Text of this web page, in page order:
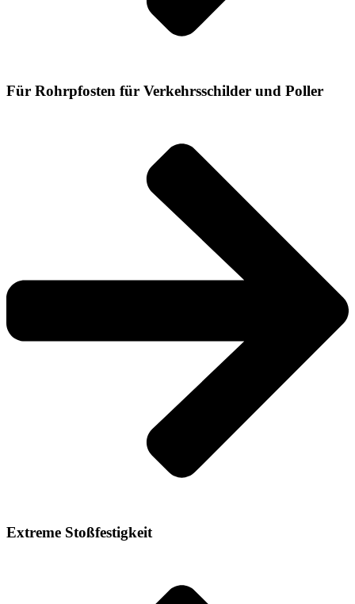
Für Rohrpfosten für Verkehrsschilder und Poller
Extreme Stoßfestigkeit